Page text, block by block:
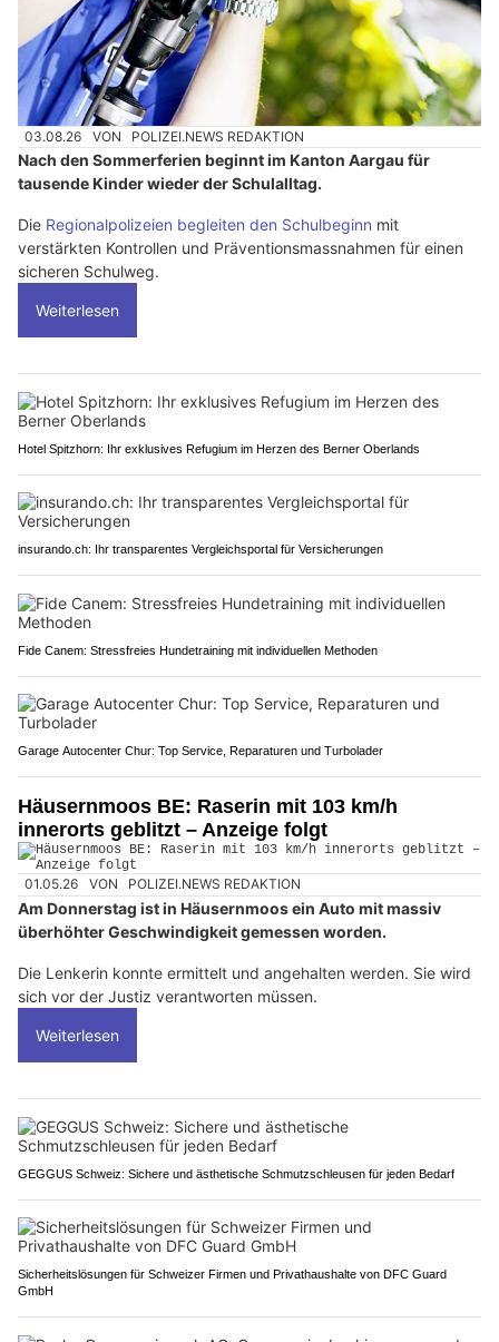
03.08.26 VON POLIZEI.NEWS REDAKTION
Nach den Sommerferien beginnt im Kanton Aargau für
tausende Kinder wieder der Schulalltag.
Die Regionalpolizeien begleiten den Schulbeginn mit
verstärkten Kontrollen und Präventionsmassnahmen für einen
sicheren Schulweg.
Weiterlesen
Hotel Spitzhorn: Ihr exklusives Refugium im Herzen des Berner Oberlands
insurando.ch: Ihr transparentes Vergleichsportal für Versicherungen
Fide Canem: Stressfreies Hundetraining mit individuellen Methoden
Garage Autocenter Chur: Top Service, Reparaturen und Turbolader
Häusernmoos BE: Raserin mit 103 km/h
innerorts geblitzt – Anzeige folgt
01.05.26 VON POLIZEI.NEWS REDAKTION
Am Donnerstag ist in Häusernmoos ein Auto mit massiv
überhöhter Geschwindigkeit gemessen worden.
Die Lenkerin konnte ermittelt und angehalten werden. Sie wird
sich vor der Justiz verantworten müssen.
Weiterlesen
GEGGUS Schweiz: Sichere und ästhetische Schmutzschleusen für jeden Bedarf
Sicherheitslösungen für Schweizer Firmen und Privathaushalte von DFC Guard
GmbH